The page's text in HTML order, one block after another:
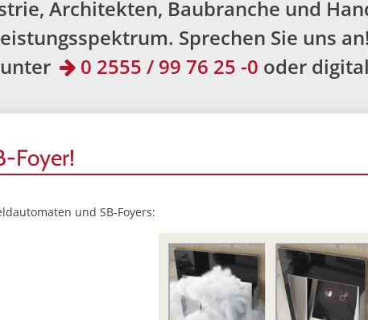
Architekten, Baubranche und
Sprechen Sie uns an!
0 2555 / 99 76 25 -0 oder digital
Foyer!
und SB-Foyers: